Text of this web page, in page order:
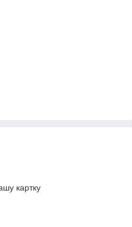
картку